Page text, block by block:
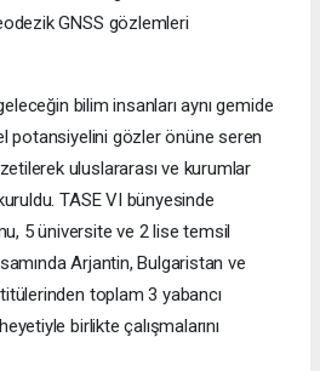
GNSS gözlemleri
bilim insanları aynı gemide
potansiyelini gözler önüne seren
uluslararası ve kurumlar
TASE VI bünyesinde
5 üniversite ve 2 lise temsil
Arjantin, Bulgaristan ve
toplam 3 yabancı
birlikte çalışmalarını